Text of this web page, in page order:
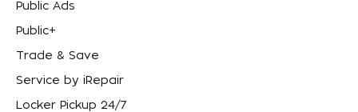
Public Ads
Public+
Trade & Save
Service by iRepair
Locker Pickup 24/7